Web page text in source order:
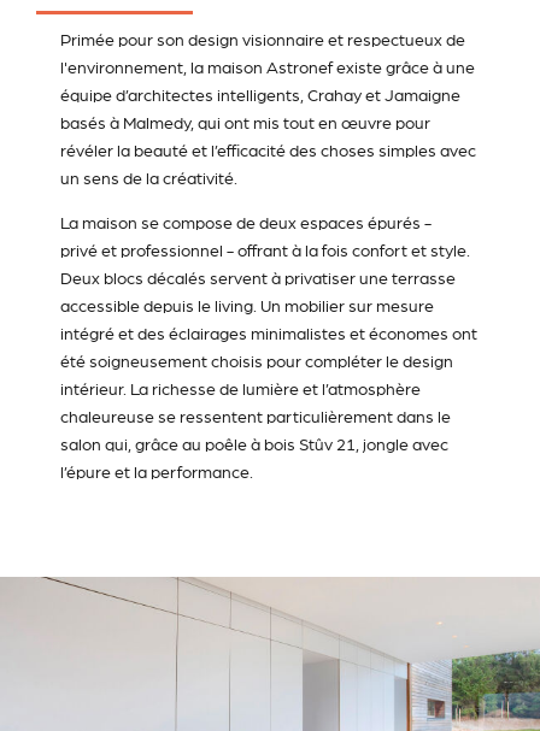
Primée pour son design visionnaire et respectueux de
l'environnement, la maison Astronef existe grâce à une
équipe d’architectes intelligents, Crahay et Jamaigne
basés à Malmedy, qui ont mis tout en œuvre pour
révéler la beauté et l’efficacité des choses simples avec
un sens de la créativité.
La maison se compose de deux espaces épurés -
privé et professionnel - offrant à la fois confort et style.
Deux blocs décalés servent à privatiser une terrasse
accessible depuis le living. Un mobilier sur mesure
intégré et des éclairages minimalistes et économes ont
été soigneusement choisis pour compléter le design
intérieur. La richesse de lumière et l’atmosphère
chaleureuse se ressentent particulièrement dans le
salon qui, grâce au poêle à bois Stûv 21, jongle avec
l’épure et la performance.